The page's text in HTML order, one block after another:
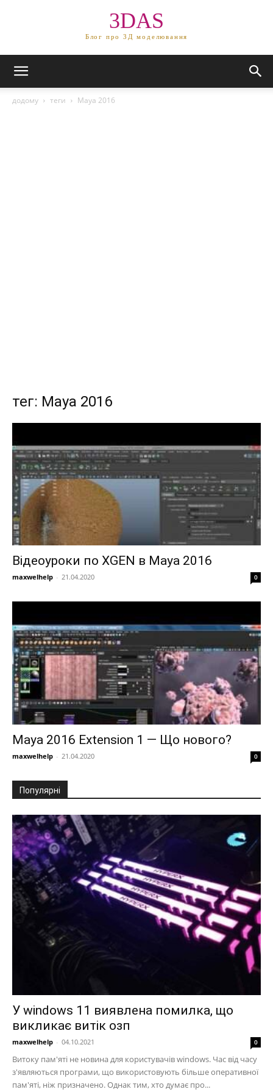
3DAS
Блог про 3Д моделювання
додому теги Maya 2016
тег: Maya 2016
Відеоуроки по XGEN в Maya 2016
maxwelhelp - 21.04.2020 0
Maya 2016 Extension 1 — Що нового?
maxwelhelp - 21.04.2020 0
Популярні
У windows 11 виявлена помилка, що
викликає витік озп
maxwelhelp - 04.10.2021 0
Витоку пам'яті не новина для користувачів windows. Час від часу
з'являються програми, що використовують більше оперативної
пам'яті, ніж призначено. Однак тим, хто думає про...